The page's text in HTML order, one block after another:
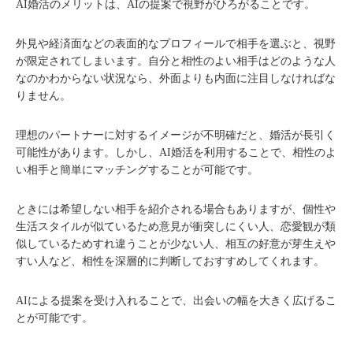
AI婚活のメリットは、AIの提案で視野がひろがることです。
外見や経済面などの表面的なプロフィールで相手を選ぶと、視野
が限定されてしまいます。自分と相性のよい相手はどのような人
なのかわからない状況なら、外面よりも内面に注目しなければな
りません。
理想のパートナーに対するイメージが不明確だと、婚活が長引く
可能性があります。しかし、AI婚活を利用することで、相性のよ
い相手と簡単にマッチングすることが可能です。
ときには希望しない相手を紹介される場合もありますが、個性や
生活スタイルが似ているため意見が衝突しにくい人、恋愛観が類
似しているためすれ違うことが少ない人、相互の好意が芽生えや
すい人など、相性を深層的に判断しておすすめしてくれます。
AIによる提案を受け入れることで、出会いの幅を大きく広げるこ
とが可能です。